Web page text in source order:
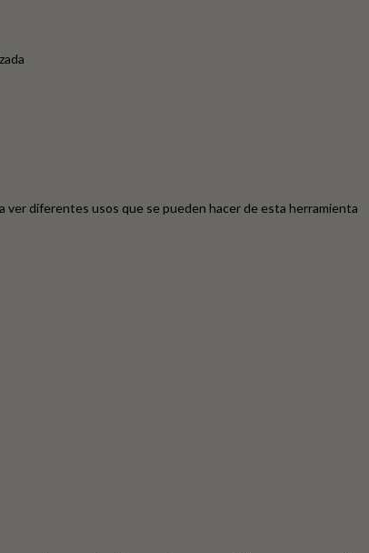
diferentes usos que se pueden hacer de esta herramienta